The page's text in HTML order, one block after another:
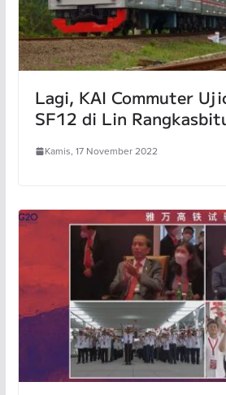
Lagi, KAI Commuter
SF12 di Lin
Kamis, 17 November 2022